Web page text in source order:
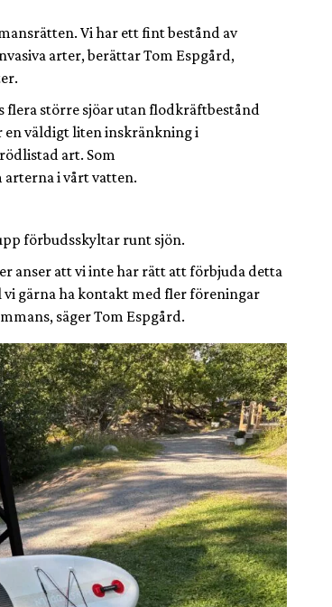
Vi har ett fint bestånd av
arter, berättar Tom Espgård,
flera större sjöar utan flodkräftbestånd
en väldigt liten inskränkning i
art. Som
i vårt vatten.
förbudsskyltar runt sjön.
anser att vi inte har rätt att förbjuda detta
gärna ha kontakt med fler föreningar
säger Tom Espgård.